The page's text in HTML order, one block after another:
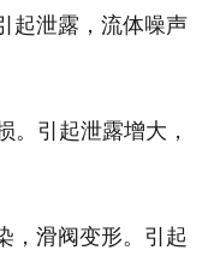
泄露，流体噪声
引起泄露增大，
滑阀变形。引起